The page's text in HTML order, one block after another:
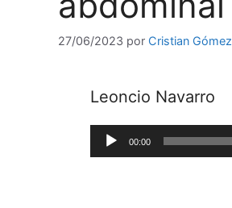
27/06/2023 por Cristian Gómez
Leoncio Navarro
Reproductor
de
00:00